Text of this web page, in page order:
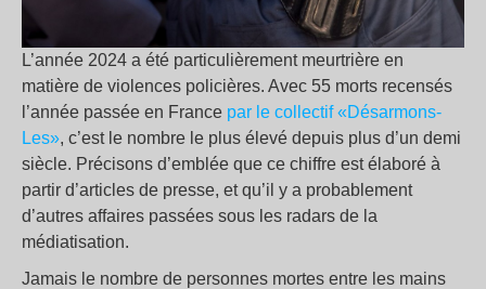
L’année 2024 a été particulièrement meurtrière en
matière de violences policières. Avec 55 morts recensés
l’année passée en France par le collectif «Désarmons-
Les», c’est le nombre le plus élevé depuis plus d’un demi
siècle. Précisons d’emblée que ce chiffre est élaboré à
partir d’articles de presse, et qu’il y a probablement
d’autres affaires passées sous les radars de la
médiatisation.
Jamais le nombre de personnes mortes entre les mains